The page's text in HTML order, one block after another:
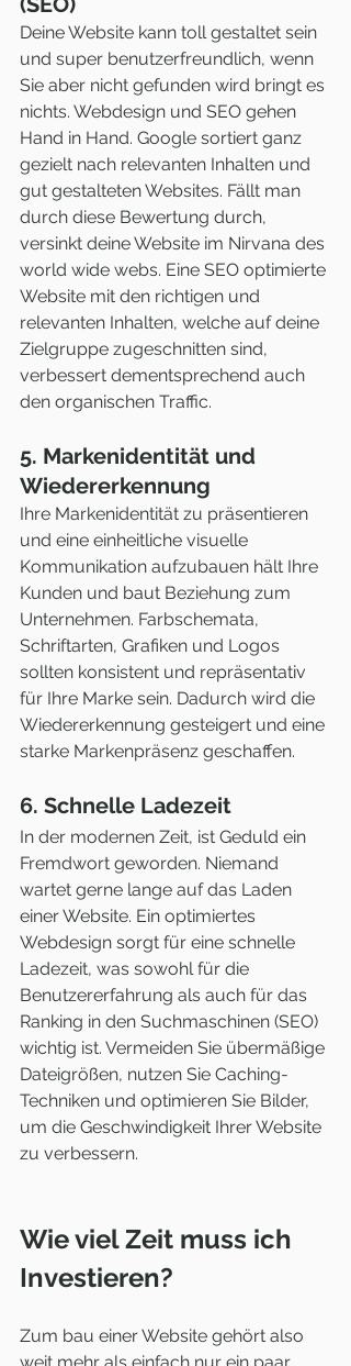
Deine Website kann toll gestaltet sein
und super benutzerfreundlich, wenn
Sie aber nicht gefunden wird bringt es
nichts. Webdesign und SEO gehen
Hand in Hand. Google sortiert ganz
gezielt nach relevanten Inhalten und
gut gestalteten Websites. Fällt man
durch diese Bewertung durch,
versinkt deine Website im Nirvana des
world wide webs. Eine SEO optimierte
Website mit den richtigen und
relevanten Inhalten, welche auf deine
Zielgruppe zugeschnitten sind,
verbessert dementsprechend auch
den organischen Traffic.
5. Markenidentität und
Wiedererkennung
Ihre Markenidentität zu präsentieren
und eine einheitliche visuelle
Kommunikation aufzubauen hält Ihre
Kunden und baut Beziehung zum
Unternehmen. Farbschemata,
Schriftarten, Grafiken und Logos
sollten konsistent und repräsentativ
für Ihre Marke sein. Dadurch wird die
Wiedererkennung gesteigert und eine
starke Markenpräsenz geschaffen.
6. Schnelle Ladezeit
In der modernen Zeit, ist Geduld ein
Fremdwort geworden. Niemand
wartet gerne lange auf das Laden
einer Website. Ein optimiertes
Webdesign sorgt für eine schnelle
Ladezeit, was sowohl für die
Benutzererfahrung als auch für das
Ranking in den Suchmaschinen (SEO)
wichtig ist. Vermeiden Sie übermäßige
Dateigrößen, nutzen Sie Caching-
Techniken und optimieren Sie Bilder,
um die Geschwindigkeit Ihrer Website
zu verbessern.
Wie viel Zeit muss ich
Investieren?
Zum bau einer Website gehört also